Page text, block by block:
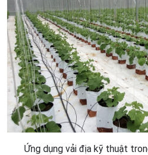
Ứng dụng vải địa kỹ thuật